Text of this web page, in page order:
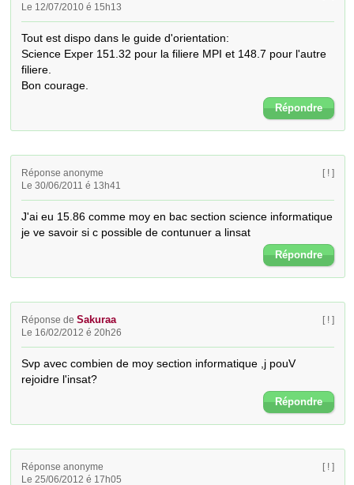
Le 12/07/2010 é 15h13
Tout est dispo dans le guide d'orientation:
Science Exper 151.32 pour la filiere MPI et 148.7 pour l'autre
filiere.
Bon courage.
Répondre
Réponse anonyme
Le 30/06/2011 é 13h41
[ ! ]
J'ai eu 15.86 comme moy en bac section science informatique
je ve savoir si c possible de contunuer a linsat
Répondre
Réponse deSakuraa
Le 16/02/2012 é 20h26
[ ! ]
Svp avec combien de moy section informatique ,j pouV
rejoidre l'insat?
Répondre
Réponse anonyme
Le 25/06/2012 é 17h05
[ ! ]